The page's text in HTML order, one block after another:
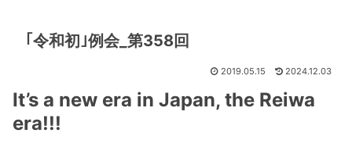
｢令和初｣例会_第358回
2019.05.15 2024.12.03
It’s a new era in Japan, the Reiwa
era!!!